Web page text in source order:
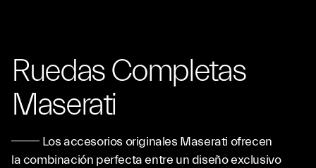
Ruedas Completas
Maserati
Los accesorios originales Maserati ofrecen
la combinación perfecta entre un diseño exclusivo